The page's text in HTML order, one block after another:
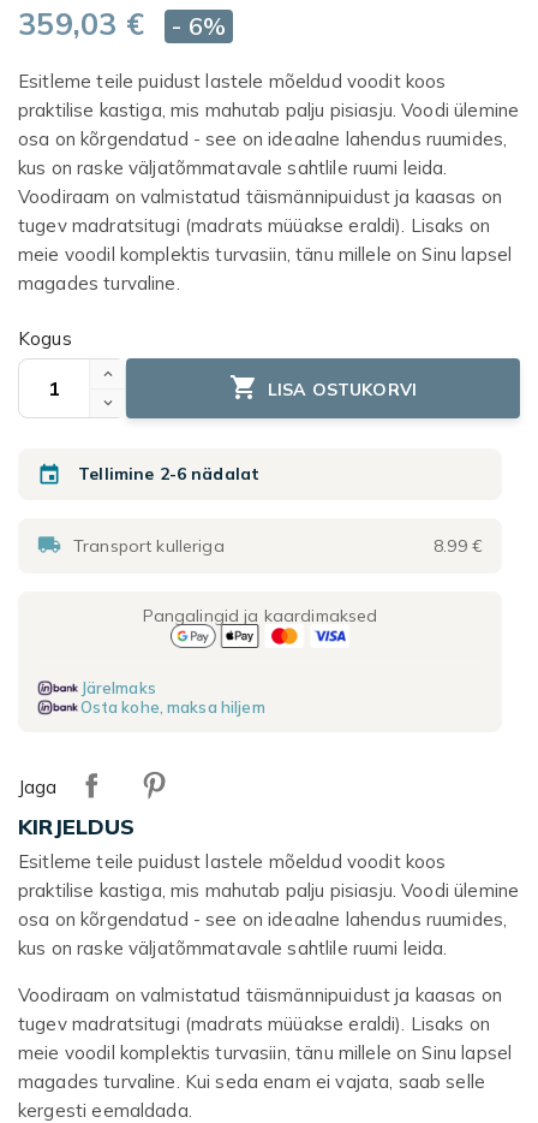
359,03 € - 6%
Esitleme teile puidust lastele mõeldud voodit koos
praktilise kastiga, mis mahutab palju pisiasju. Voodi ülemine
osa on kõrgendatud - see on ideaalne lahendus ruumides,
kus on raske väljatõmmatavale sahtlile ruumi leida.
Voodiraam on valmistatud täismännipuidust ja kaasas on
tugev madratsitugi (madrats müüakse eraldi). Lisaks on
meie voodil komplektis turvasiin, tänu millele on Sinu lapsel
magades turvaline.
Kogus
 LISA OSTUKORVI
 Tellimine 2-6 nädalat
 Transport kulleriga 8.99 €
Pangalingid ja kaardimaksed
Järelmaks
Osta kohe, maksa hiljem
Jaga
KIRJELDUS
Esitleme teile puidust lastele mõeldud voodit koos
praktilise kastiga, mis mahutab palju pisiasju. Voodi ülemine
osa on kõrgendatud - see on ideaalne lahendus ruumides,
kus on raske väljatõmmatavale sahtlile ruumi leida.
Voodiraam on valmistatud täismännipuidust ja kaasas on
tugev madratsitugi (madrats müüakse eraldi). Lisaks on
meie voodil komplektis turvasiin, tänu millele on Sinu lapsel
magades turvaline. Kui seda enam ei vajata, saab selle
kergesti eemaldada.